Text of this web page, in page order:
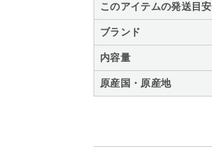
このアイテムの発送目安
ブランド
内容量
原産国・原産地